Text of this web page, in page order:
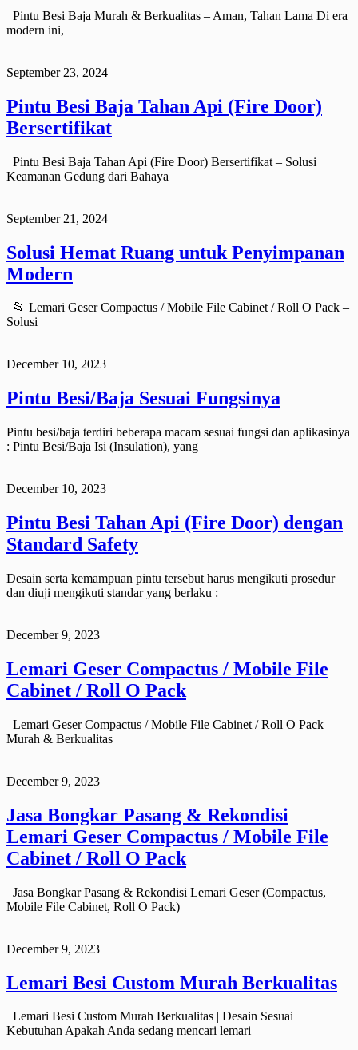
Pintu Besi Baja Murah & Berkualitas – Aman, Tahan Lama Di era
modern ini,
September 23, 2024
Pintu Besi Baja Tahan Api (Fire Door)
Bersertifikat
Pintu Besi Baja Tahan Api (Fire Door) Bersertifikat – Solusi
Keamanan Gedung dari Bahaya
September 21, 2024
Solusi Hemat Ruang untuk Penyimpanan
Modern
📂 Lemari Geser Compactus / Mobile File Cabinet / Roll O Pack –
Solusi
December 10, 2023
Pintu Besi/Baja Sesuai Fungsinya
Pintu besi/baja terdiri beberapa macam sesuai fungsi dan aplikasinya
: Pintu Besi/Baja Isi (Insulation), yang
December 10, 2023
Pintu Besi Tahan Api (Fire Door) dengan
Standard Safety
Desain serta kemampuan pintu tersebut harus mengikuti prosedur
dan diuji mengikuti standar yang berlaku :
December 9, 2023
Lemari Geser Compactus / Mobile File
Cabinet / Roll O Pack
Lemari Geser Compactus / Mobile File Cabinet / Roll O Pack
Murah & Berkualitas
December 9, 2023
Jasa Bongkar Pasang & Rekondisi
Lemari Geser Compactus / Mobile File
Cabinet / Roll O Pack
Jasa Bongkar Pasang & Rekondisi Lemari Geser (Compactus,
Mobile File Cabinet, Roll O Pack)
December 9, 2023
Lemari Besi Custom Murah Berkualitas
Lemari Besi Custom Murah Berkualitas | Desain Sesuai
Kebutuhan Apakah Anda sedang mencari lemari